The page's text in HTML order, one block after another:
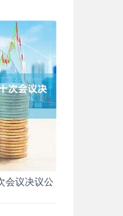
会议决议公